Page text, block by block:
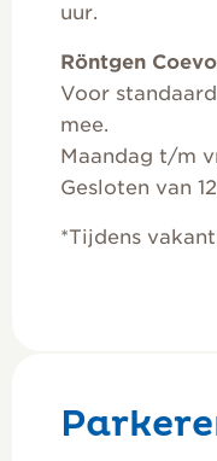
uur.
Röntgen
Voor
mee.
Maandag t/m
Gesloten van
*Tijdens